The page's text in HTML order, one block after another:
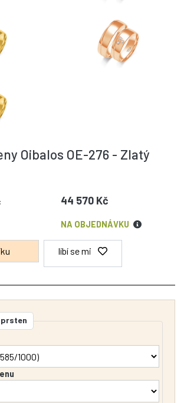
Oibalos OE-276 - Zlatý
44 570 Kč
NA OBJEDNÁVKU
líbí se mi
prsten